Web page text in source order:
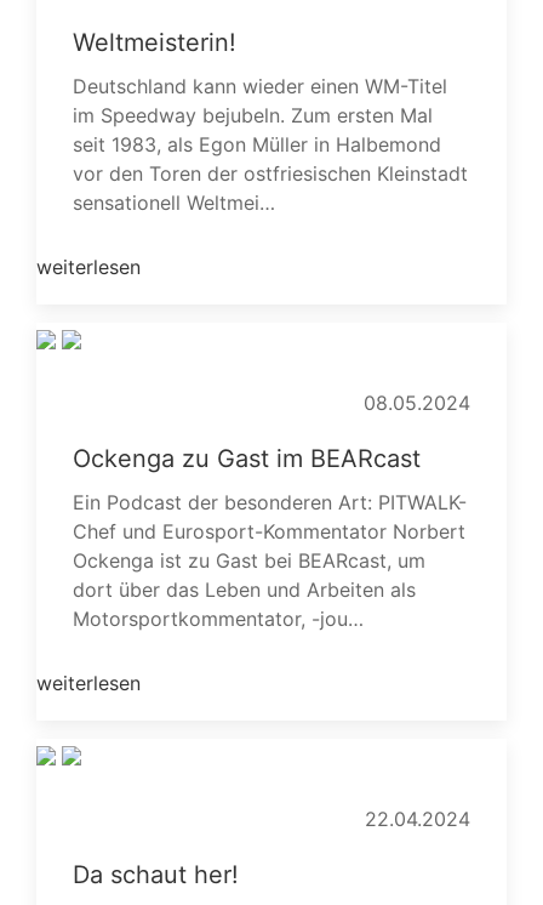
Weltmeisterin!
Deutschland kann wieder einen WM-Titel
im Speedway bejubeln. Zum ersten Mal
seit 1983, als Egon Müller in Halbemond
vor den Toren der ostfriesischen Kleinstadt
sensationell Weltmei…
weiterlesen
08.05.2024
Ockenga zu Gast im BEARcast
Ein Podcast der besonderen Art: PITWALK-
Chef und Eurosport-Kommentator Norbert
Ockenga ist zu Gast bei BEARcast, um
dort über das Leben und Arbeiten als
Motorsportkommentator, -jou…
weiterlesen
22.04.2024
Da schaut her!